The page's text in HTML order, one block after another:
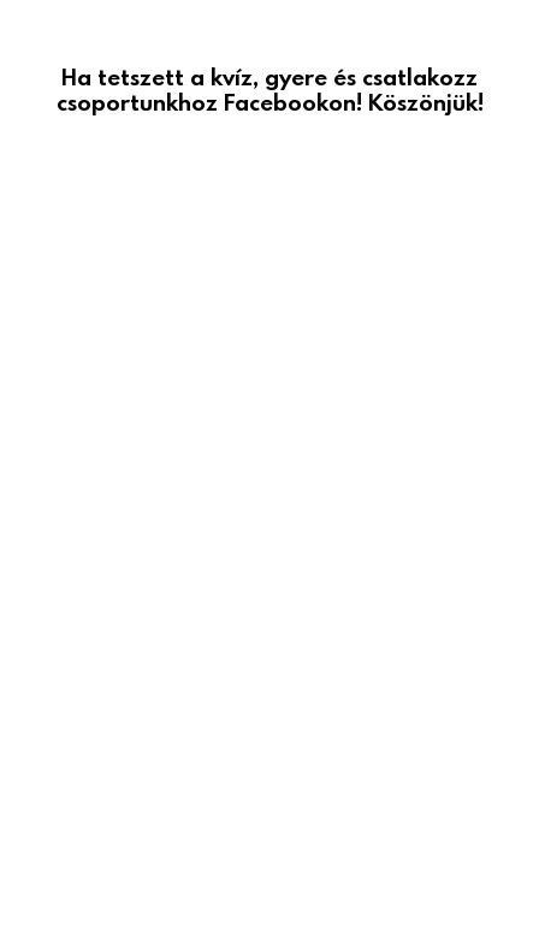
Ha tetszett a kvíz, gyere és csatlakozz
csoportunkhoz Facebookon! Köszönjük!